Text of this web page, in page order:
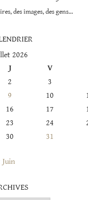
des images, des gens…
2026
J
V
2
3
9 10
16 17
23 24
30 31
Juin